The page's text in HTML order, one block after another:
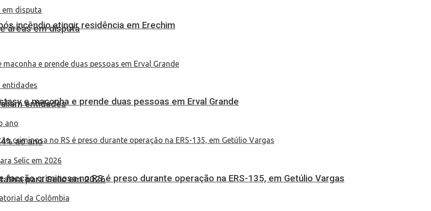
incêndio atingir residência em Erechim
e maconha e prende duas pessoas em Erval Grande
criminosa no RS é preso durante operação na ERS-135, em Getúlio Vargas
áreas em disputa
entidades
ao ano
para Selic em 2026